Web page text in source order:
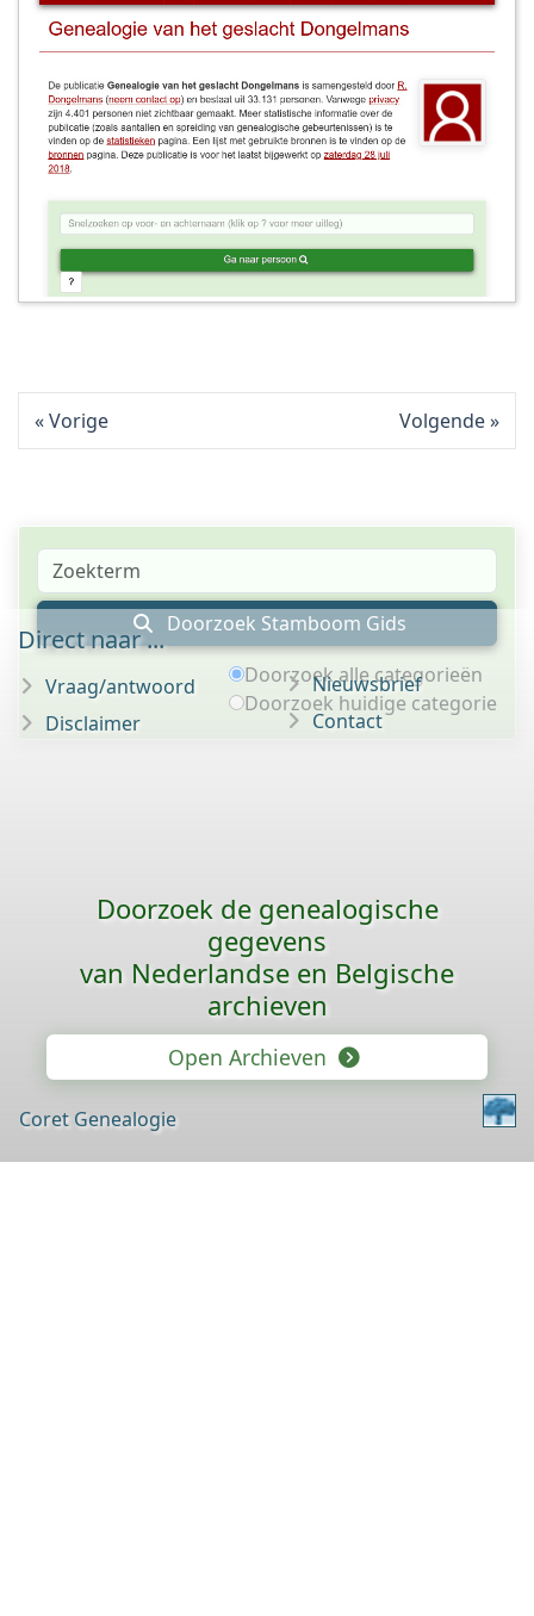
Vorige Volgende
Doorzoek Stamboom Gids
Doorzoek alle categorieën
Doorzoek huidige categorie
Direct naar ...
Vraag/antwoord
Disclaimer
Nieuwsbrief
Contact
Doorzoek de genealogische
gegevens
van Nederlandse en Belgische
archieven
Open Archieven
Coret Genealogie